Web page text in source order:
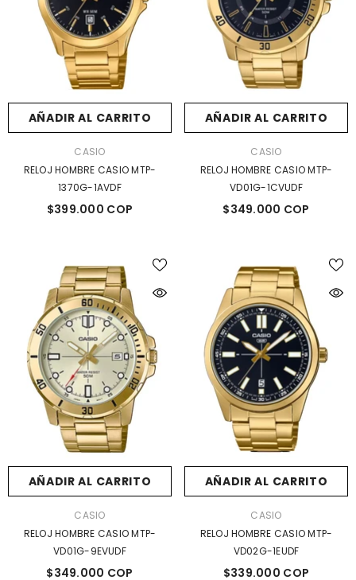
AÑADIR AL CARRITO
CASIO
RELOJ HOMBRE CASIO MTP-
1370G-1AVDF
$399.000 COP
AÑADIR AL CARRITO
CASIO
RELOJ HOMBRE CASIO MTP-
VD01G-1CVUDF
$349.000 COP
AÑADIR AL CARRITO
CASIO
RELOJ HOMBRE CASIO MTP-
VD01G-9EVUDF
$349.000 COP
AÑADIR AL CARRITO
CASIO
RELOJ HOMBRE CASIO MTP-
VD02G-1EUDF
$339.000 COP